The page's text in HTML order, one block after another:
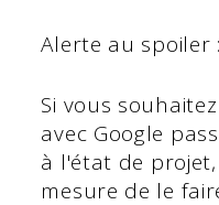
Alerte au spoiler
Si vous
avec Google
à l'état de
mesure de le